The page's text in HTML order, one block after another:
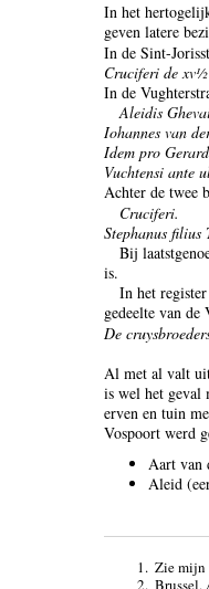
In het
geven latere
In de Sint-
Cruciferi de
In de
Aleidis
Iohannes van
Idem pro
Vuchtensi ante
Achter de twee
Cruciferi.
Stephanus
Bij
is.
In het
gedeelte van de
De
Al met al valt uit
is wel het geval
erven en tuin
Vospoort werd
Aart van
Aleid
1. Zie mijn
2. Brussel,